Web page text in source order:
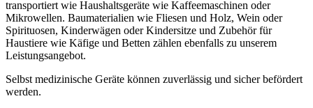
transportiert wie Haushaltsgeräte wie Kaffeemaschinen oder
Mikrowellen. Baumaterialien wie Fliesen und Holz, Wein oder
Spirituosen, Kinderwägen oder Kindersitze und Zubehör für
Haustiere wie Käfige und Betten zählen ebenfalls zu unserem
Leistungsangebot.
Selbst medizinische Geräte können zuverlässig und sicher befördert
werden.